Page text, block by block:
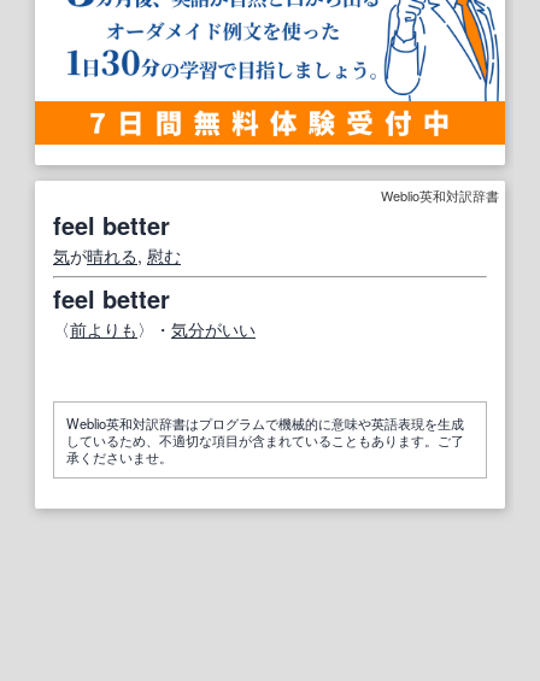
Weblio英和対訳辞書
feel better
気が晴れる, 慰む
feel better
〈前よりも 〉・ 気分がいい
Weblio英和対訳辞書はプログラムで機械的に意味や英語表現を生成
しているため、不適切な項目が含まれていることもあります。ご了
承くださいませ。